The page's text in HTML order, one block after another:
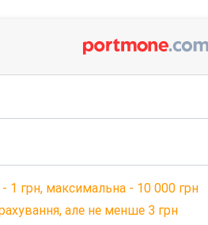
1 грн, максимальна - 10 000 грн
але не менше 3 грн